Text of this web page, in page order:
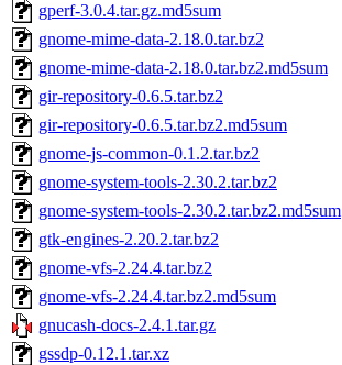
gperf-3.0.4.tar.gz.md5sum
gnome-mime-data-2.18.0.tar.bz2
gnome-mime-data-2.18.0.tar.bz2.md5sum
gir-repository-0.6.5.tar.bz2
gir-repository-0.6.5.tar.bz2.md5sum
gnome-js-common-0.1.2.tar.bz2
gnome-system-tools-2.30.2.tar.bz2
gnome-system-tools-2.30.2.tar.bz2.md5sum
gtk-engines-2.20.2.tar.bz2
gnome-vfs-2.24.4.tar.bz2
gnome-vfs-2.24.4.tar.bz2.md5sum
gnucash-docs-2.4.1.tar.gz
gssdp-0.12.1.tar.xz